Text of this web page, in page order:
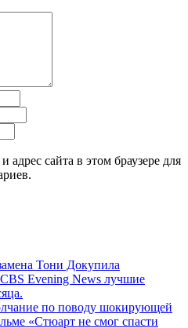
адрес сайта в этом браузере для
Тони Докупила
Evening News лучшие
по поводу шокирующей
«Стюарт не смог спасти